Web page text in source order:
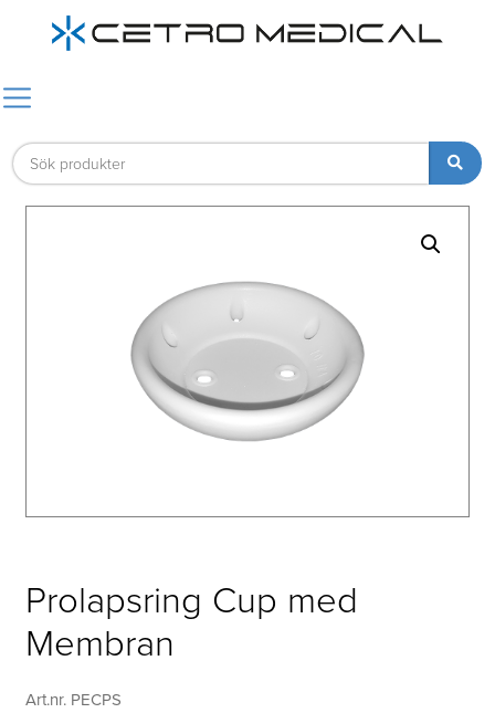
Prolapsring Cup med
Membran
Art.nr. PECPS